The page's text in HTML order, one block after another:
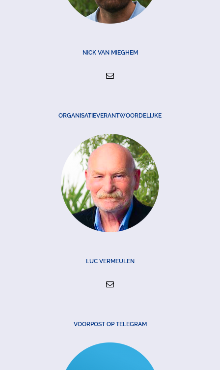
NICK VAN MIEGHEM
ORGANISATIEVERANTWOORDELIJKE
LUC VERMEULEN
VOORPOST OP TELEGRAM